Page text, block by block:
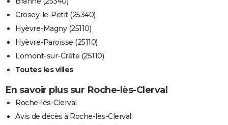
Crosey-le-Petit (25340)
Hyèvre-Magny (25110)
Hyèvre-Paroisse (25110)
Lomont-sur-Crête (25110)
Toutes les villes
En savoir plus sur Roche-lès-Clerval
Roche-lès-Clerval
Avis de décès à Roche-lès-Clerval